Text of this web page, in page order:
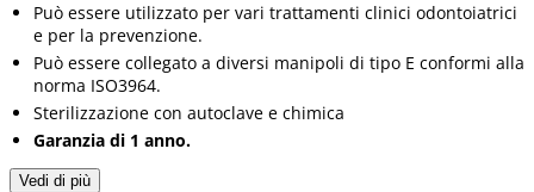
Può essere utilizzato per vari trattamenti clinici odontoiatrici
e per la prevenzione.
Può essere collegato a diversi manipoli di tipo E conformi alla
norma ISO3964.
Sterilizzazione con autoclave e chimica
Garanzia di 1 anno.
Vedi di più